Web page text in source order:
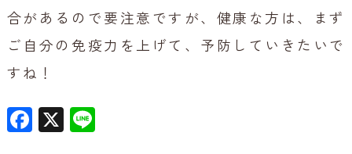
合があるので要注意ですが、健康な方は、まず
ご自分の免疫力を上げて、予防していきたいで
すね！
F
X